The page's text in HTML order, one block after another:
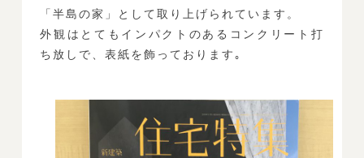
「半島の家」 として取り上げられています。
外観はとてもインパクトのあるコンクリート打
ち放しで、表紙を飾っております｡